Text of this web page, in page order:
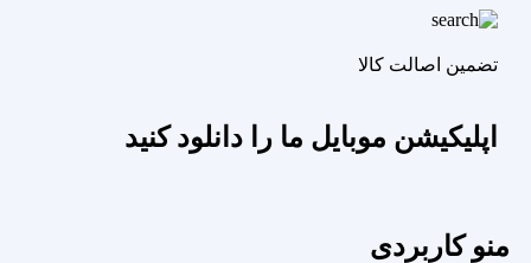
تضمین اصالت کالا
اپلیکیشن موبایل ما را دانلود کنید
منو کاربردی